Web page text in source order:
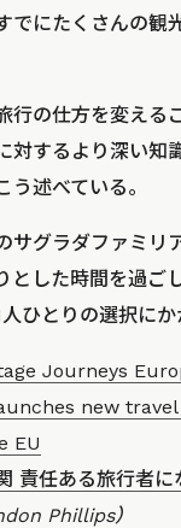
でにたくさんの観
行の仕方を変え
対するより深い
述べている。
サグラダファミリ
とした時間を過ご
ひとりの選択にか
Journeys
new
EU
責任ある旅行者に
Phillips）